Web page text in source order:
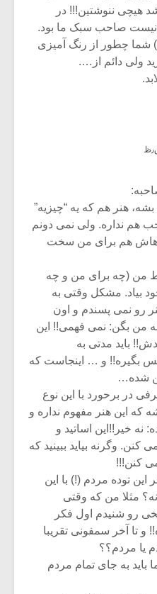
هیچی ننوشتین!!! در
صاحب سبک ما بود.
شما چطور از رنگ آمیزی
ولی دائم از….
هنر هم که یه “چیزیه”
هم نداره. ولی نمی دونم
هم برای من سخت
من (چه برای من و چه
بیاد. مشکل وقتی به
رو نمی پسندم و اون
من بگن: نمی فهمی!! این
باید مدتی به
بگیره!! و … اینجاست که
شده…
در برحورد با این نوع
که این هنر مفهوم نداره و
نه خیر!!این اساتید و
وگرنه بیاید ببینید که
کنن!!!
این توده مردم (!) با این
مثلا من که وقتی
آقای مشایخی رو شنیدم اول فکر
تا آخر سمفونی تقریبا
یا مردم؟؟
باید به جای تمام مردم